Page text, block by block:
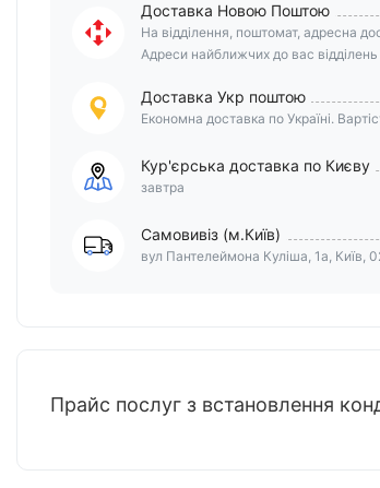
Доставка Новою Поштою
На відділення, поштомат, адресна
Адреси найближчих до вас
Доставка Укр поштою
Економна доставка по Україні.
Кур'єрська доставка по Києву
завтра
Самовивіз (м.Київ)
вул Пантелеймона Куліша, 1а, Київ,
Прайс послуг з встановлення